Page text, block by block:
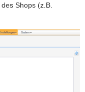
Shops (z.B.